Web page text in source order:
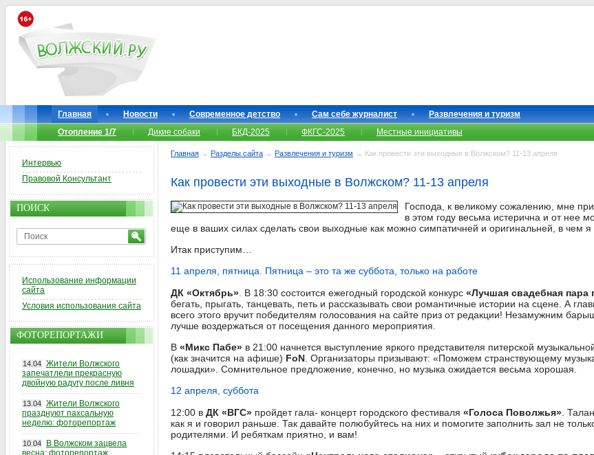
Главная Новости Современное детство Сам себе журналист
Развлечения и туризм
Отопление 1/7
Дикие собаки БКД-2025 ФКГС-2025 Местные инициативы
Главная → Разделы сайта → Развлечения и туризм → Как провести эти выходные в Волжском? 11-13 апреля
Как провести эти выходные в Волжском? 11-13 апреля
Господа, к великому сожалению, мне
в этом году весьма истерична и от нее
еще в ваших силах сделать свои выходные как можно симпатичней и оригинальней, в чем
Итак приступим…
11 апреля, пятница. Пятница – это та же суббота, только на работе
ДК «Октябрь» . В 18:30 состоится ежегодный городской конкурс «Лучшая свадебная пара
бегать, прыгать, танцевать, петь и рассказывать свои романтичные истории на сцене. А
всего этого вручит победителям голосования на сайте приз от редакции! Незамужним
лучше воздержаться от посещения данного мероприятия.
В «Микс Пабе» в 21:00 начнется выступление яркого представителя питерской
(как значится на афише) FoN . Организаторы призывают: «Поможем странствующему
лошадки». Сомнительное предложение, конечно, но музыка ожидается весьма хорошая.
12 апреля, суббота
12:00 в ДК «ВГС» пройдет гала- концерт городского фестиваля «Голоса Поволжья» .
как я и говорил раньше. Так давайте полюбуйтесь на них и помогите заполнить зал не
родителями. И ребяткам приятно, и вам!
Интервью
Правовой Консультант
ПОИСК
Использование информации
сайта
Условия использования сайта
ФОТОРЕПОРТАЖИ
14.04 Жители Волжского
запечатлели прекрасную
двойную радугу после ливня
13.04 Жители Волжского
празднуют пахсальную
неделю: фоторепортаж
10.04
В Волжском зацвела
весна: фоторепортаж